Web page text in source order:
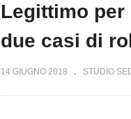
Legittimo
due casi di
14 GIUGNO 2018 STUDIO